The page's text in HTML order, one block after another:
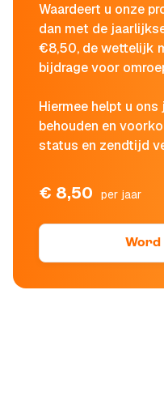
Waardeert u onze
dan met de
€8,50, de wettelijk
bijdrage voor
Hiermee helpt u
behouden en
status en zendtijd
€ 8,50 per jaar
Word